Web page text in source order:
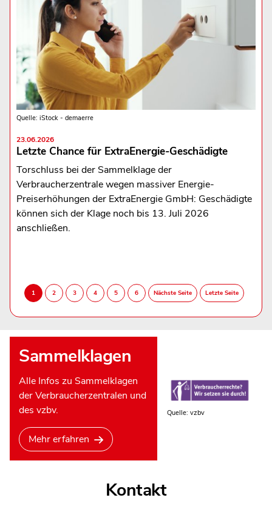
Quelle: iStock - demaerre
23.06.2026
Letzte Chance für ExtraEnergie-Geschädigte
Torschluss bei der Sammelklage der
Verbraucherzentrale wegen massiver Energie-
Preiserhöhungen der ExtraEnergie GmbH: Geschädigte
können sich der Klage noch bis 13. Juli 2026
anschließen.
Sammelklagen
Alle Infos zu Sammelklagen
der Verbraucherzentralen und
des vzbv.
Mehr erfahren
Quelle: vzbv
Kontakt